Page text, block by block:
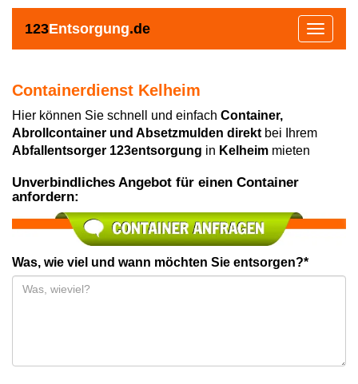
123Entsorgung.de
Toggle
Containerdienst Kelheim
Hier können Sie schnell und einfach Container,
Abrollcontainer und Absetzmulden direkt bei Ihrem
Abfallentsorger 123entsorgung in Kelheim mieten
Unverbindliches Angebot für einen Container
anfordern:
Was, wie viel und wann möchten Sie entsorgen?*